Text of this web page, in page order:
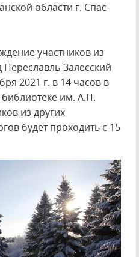
области г. Спас-
участников из
Переславль-Залесский
2021 г. в 14 часов в
им. А.П.
из других
будет проходить с 15